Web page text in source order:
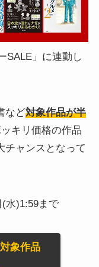
SALE」に連動し
など対象作品が半
キリ価格の作品
チャンスとなって
水)1:59まで
象作品